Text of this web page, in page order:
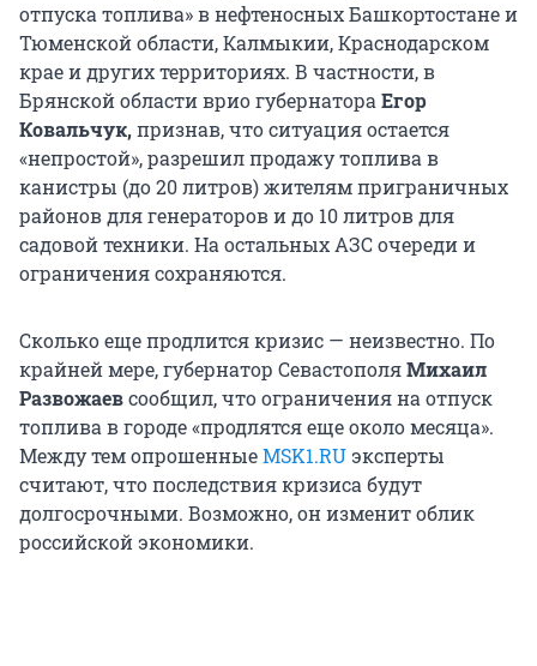
отпуска топлива» в нефтеносных Башкортостане и
Тюменской области, Калмыкии, Краснодарском
крае и других территориях. В частности, в
Брянской области врио губернатораЕгор
Ковальчук,признав, что ситуация остается
«непростой», разрешил продажу топлива в
канистры (до 20 литров) жителям приграничных
районов для генераторов и до 10 литров для
садовой техники. На остальных АЗС очереди и
ограничения сохраняются.
Сколько еще продлится кризис — неизвестно. По
крайней мере, губернатор СевастополяМихаил
Развожаевсообщил, что ограничения на отпуск
топлива в городе «продлятся еще около месяца».
Между тем опрошенныеMSK1.RUэксперты
считают, что последствия кризиса будут
долгосрочными. Возможно, он изменит облик
российской экономики.